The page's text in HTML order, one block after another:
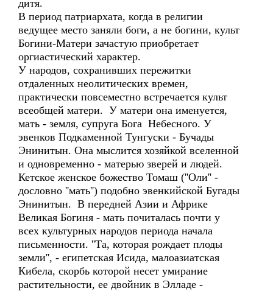
дитя.
В период патриархата, когда в религии
ведущее место заняли боги, а не богини, культ
Богини-Матери зачастую приобретает
оргиастический характер.
У народов, сохранивших пережитки
отдаленных неолитических времен,
практически повсеместно встречается культ
всеобщей матери. У матери она именуется,
мать - земля, супруга Бога Небесного. У
эвенков Подкаменной Тунгуски - Бучады
Энинитын. Она мыслится хозяйкой вселенной
и одновременно - матерью зверей и людей.
Кетское женское божество Томаш (''Оли'' -
дословно ''мать'') подобно эвенкийской Бугады
Энинитын. В передней Азии и Африке
Великая Богиня - мать почиталась почти у
всех культурных народов периода начала
письменности. ''Та, которая рождает плоды
земли'', - египетская Исида, малоазиатская
Кибела, скорбь которой несет умирание
растительности, ее двойник в Элладе -